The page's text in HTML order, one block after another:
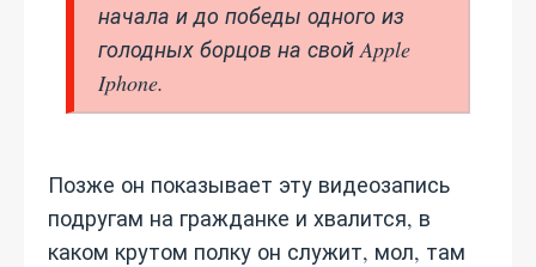
начала и до победы одного из
голодных борцов на свой Apple
Iphone.
Позже он показывает эту видеозапись
подругам на гражданке и хвалится, в
каком крутом полку он служит, мол, там